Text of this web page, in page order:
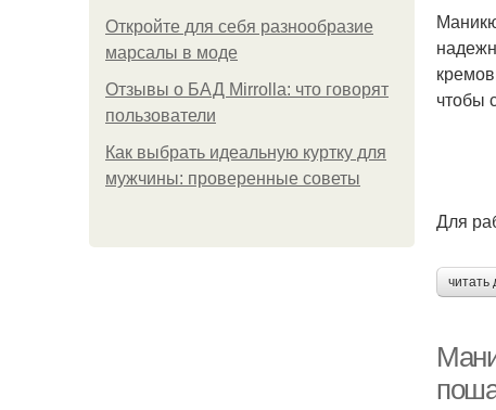
Откройте для себя разнообразие
марсалы в моде
Отзывы о БАД Mirrolla: что говорят
пользователи
Как выбрать идеальную куртку для
мужчины: проверенные советы
чтобы
Для